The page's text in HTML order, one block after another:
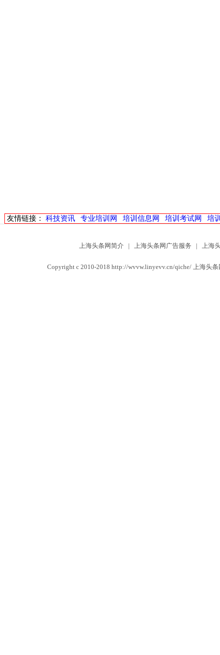
友情链接： 科技资讯 专业培训网 培训信息网 培训考试网 培
上海头条网简介 | 上海头条网广告服务 | 上海
Copyright c 2010-2018 http://wvvw.linyevv.cn/qiche/ 上海头